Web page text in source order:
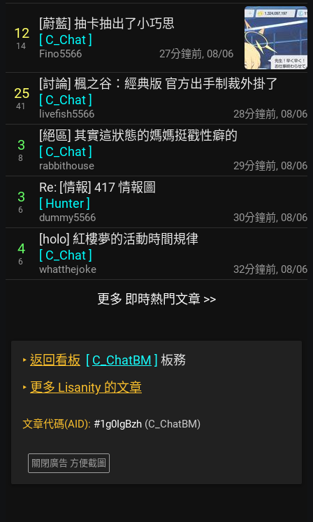
12
14
[蔚藍] 抽卡抽出了小巧思
[ C_Chat]
Fino5566 27分鐘前, 08/06
25
41
[討論] 楓之谷：經典版 官方出手制裁外掛了
[ C_Chat]
livefish5566 28分鐘前, 08/06
3
8
[絕區] 其實這狀態的媽媽挺戳性癖的
[ C_Chat]
rabbithouse 29分鐘前, 08/06
3
6
Re: [情報] 417 情報圖
[ Hunter]
dummy5566 30分鐘前, 08/06
4
6
[holo] 紅樓夢的活動時間規律
[ C_Chat]
whatthejoke 32分鐘前, 08/06
更多 即時熱門文章 >>
‣ 返回看板 [ C_ChatBM ] 板務
‣ 更多 Lisanity 的文章
文章代碼(AID): #1g0IgBzh (C_ChatBM)
關閉廣告 方便截圖